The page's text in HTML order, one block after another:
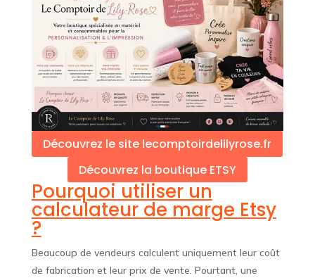
Découvrez le site lecomptoirdelilyrose.fr
Découvrez la boutique ETSY
Pourquoi utiliser un
calculateur de marge Etsy
?
Beaucoup de vendeurs calculent uniquement leur coût
de fabrication et leur prix de vente. Pourtant, une